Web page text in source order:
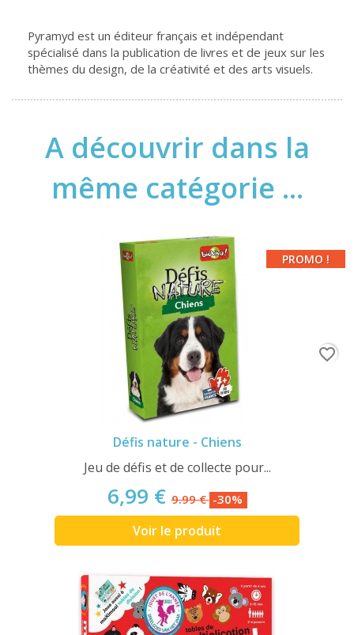
Pyramyd est un éditeur français et indépendant
spécialisé dans la publication de livres et de jeux sur les
thèmes du design, de la créativité et des arts visuels.
A découvrir dans la
même catégorie ...
Défis nature - Chiens
Jeu de défis et de collecte pour...
6,99 €9.99 € -30%
Voir le produit
PROMO !
favorite_border